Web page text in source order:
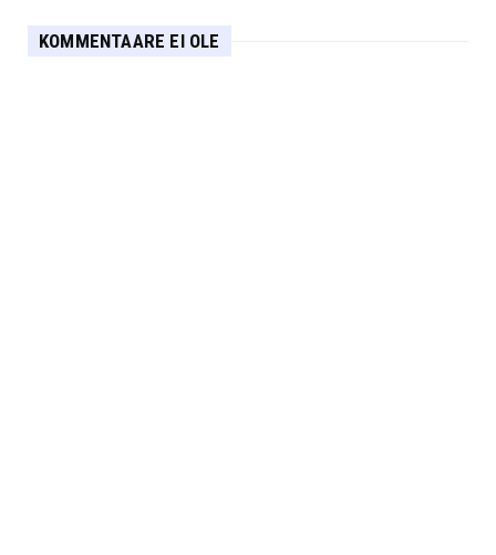
KOMMENTAARE EI OLE